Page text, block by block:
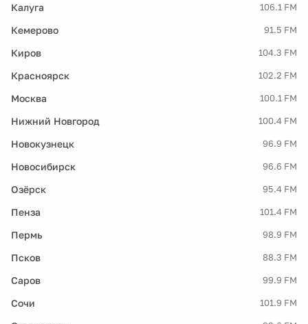
Калуга 106.1 FM
Кемерово 91.5 FM
Киров 104.3 FM
Красноярск 102.2 FM
Москва 100.1 FM
Нижний Новгород 100.4 FM
Новокузнецк 96.9 FM
Новосибирск 96.6 FM
Озёрск 95.4 FM
Пенза 101.4 FM
Пермь 98.9 FM
Псков 88.3 FM
Саров 99.9 FM
Сочи 101.9 FM